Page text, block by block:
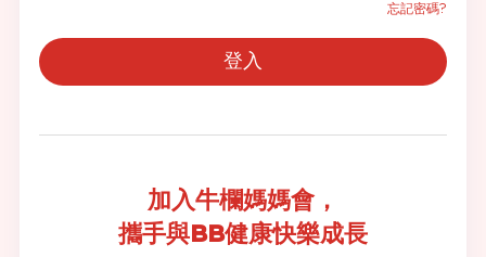
忘記密碼?
登入
加入牛欄媽媽會，
攜手與BB健康快樂成長